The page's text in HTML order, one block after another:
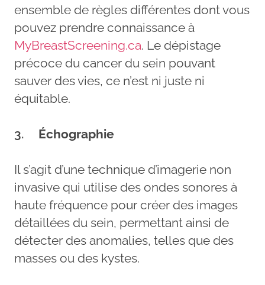
ensemble de règles différentes dont vous
pouvez prendre connaissance à
MyBreastScreening.ca. Le dépistage
précoce du cancer du sein pouvant
sauver des vies, ce n’est ni juste ni
équitable.
3. Échographie
Il s’agit d’une technique d’imagerie non
invasive qui utilise des ondes sonores à
haute fréquence pour créer des images
détaillées du sein, permettant ainsi de
détecter des anomalies, telles que des
masses ou des kystes.